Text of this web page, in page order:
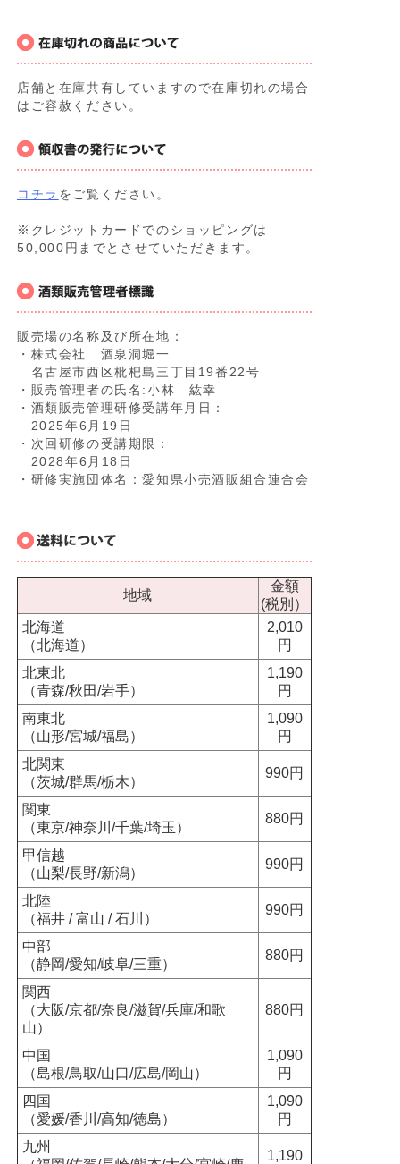
店舗と在庫共有していますので在庫切れの場合
はご容赦ください。
コチラ をご覧ください。
※クレジットカードでのショッピングは
50,000円までとさせていただきます。
販売場の名称及び所在地：
・株式会社 酒泉洞堀一
名古屋市西区枇杷島三丁目19番22号
・販売管理者の氏名:小林 紘幸
・酒類販売管理研修受講年月日：
2025年6月19日
・次回研修の受講期限：
2028年6月18日
・研修実施団体名：愛知県小売酒販組合連合会
地域
金額
(税別）
北海道
（北海道）
2,010
円
北東北
（青森/秋田/岩手）
1,190
円
南東北
（山形/宮城/福島）
1,090
円
北関東
（茨城/群馬/栃木）
990円
関東
（東京/神奈川/千葉/埼玉）
880円
甲信越
（山梨/長野/新潟）
990円
北陸
（福井 / 富山 / 石川）
990円
中部
（静岡/愛知/岐阜/三重）
880円
関西
（大阪/京都/奈良/滋賀/兵庫/和歌
山）
880円
中国
（島根/鳥取/山口/広島/岡山）
1,090
円
四国
（愛媛/香川/高知/徳島）
1,090
円
九州
1,190